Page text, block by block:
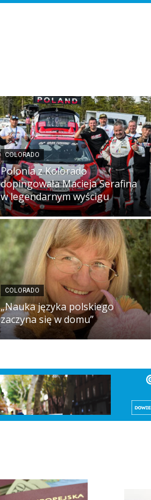
COLORADO
Polonia z Kolorado
dopingowała Macieja Serafina
w legendarnym wyścigu
COLORADO
„Nauka języka polskiego
zaczyna się w domu”